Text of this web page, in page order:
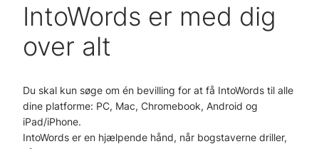
IntoWords er med dig
over alt
Du skal kun søge om én bevilling for at få IntoWords til alle
dine platforme: PC, Mac, Chromebook, Android og
iPad/iPhone.
IntoWords er en hjælpende hånd, når bogstaverne driller,